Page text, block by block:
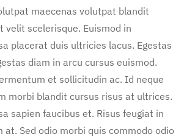
maecenas volutpat blandit
velit scelerisque. Euismod in
placerat duis ultricies lacus. Egestas
diam in arcu cursus euismod.
et sollicitudin ac. Id neque
morbi blandit cursus risus at ultrices.
sapien faucibus et. Risus feugiat in
Sed odio morbi quis commodo odio